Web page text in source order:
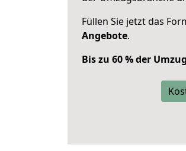
Füllen Sie jetzt das
Angebote.
Bis zu 60 % der